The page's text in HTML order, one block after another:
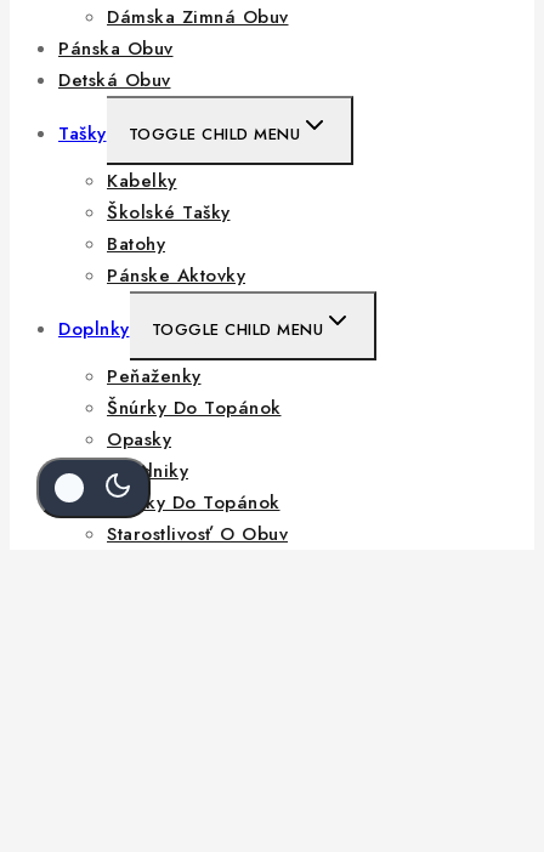
Dámska Zimná Obuv
Pánska Obuv
Detská Obuv
Tašky
TOGGLE CHILD MENU
Kabelky
Školské Tašky
Batohy
Pánske Aktovky
Doplnky
TOGGLE CHILD MENU
Peňaženky
Šnúrky Do Topánok
Opasky
Dáždniky
Vložky Do Topánok
Starostlivosť O Obuv